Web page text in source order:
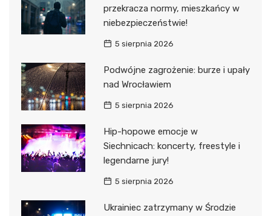
przekracza normy, mieszkańcy w
niebezpieczeństwie!
5 sierpnia 2026
Podwójne zagrożenie: burze i upały
nad Wrocławiem
5 sierpnia 2026
Hip-hopowe emocje w
Siechnicach: koncerty, freestyle i
legendarne jury!
5 sierpnia 2026
Ukrainiec zatrzymany w Środzie